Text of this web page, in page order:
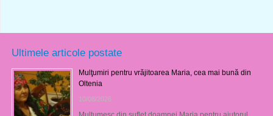
Ultimele articole postate
Mulţumiri pentru vrăjitoarea Maria, cea mai bună din
Oltenia
10/08/2026